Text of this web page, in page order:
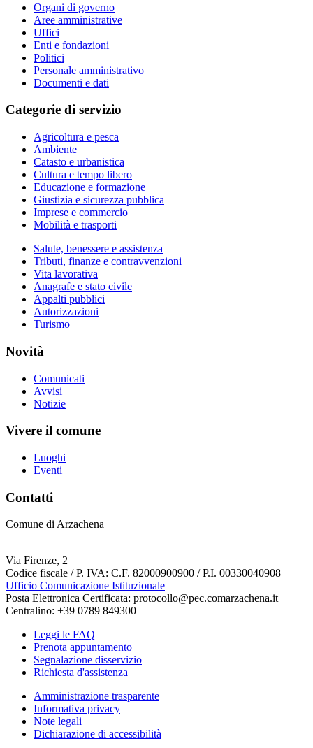
Organi di governo
Aree amministrative
Uffici
Enti e fondazioni
Politici
Personale amministrativo
Documenti e dati
Categorie di servizio
Agricoltura e pesca
Ambiente
Catasto e urbanistica
Cultura e tempo libero
Educazione e formazione
Giustizia e sicurezza pubblica
Imprese e commercio
Mobilità e trasporti
Salute, benessere e assistenza
Tributi, finanze e contravvenzioni
Vita lavorativa
Anagrafe e stato civile
Appalti pubblici
Autorizzazioni
Turismo
Novità
Comunicati
Avvisi
Notizie
Vivere il comune
Luoghi
Eventi
Contatti
Comune di Arzachena
Via Firenze, 2
Codice fiscale / P. IVA: C.F. 82000900900 / P.I. 00330040908
Ufficio Comunicazione Istituzionale
Posta Elettronica Certificata: protocollo@pec.comarzachena.it
Centralino: +39 0789 849300
Leggi le FAQ
Prenota appuntamento
Segnalazione disservizio
Richiesta d'assistenza
Amministrazione trasparente
Informativa privacy
Note legali
Dichiarazione di accessibilità